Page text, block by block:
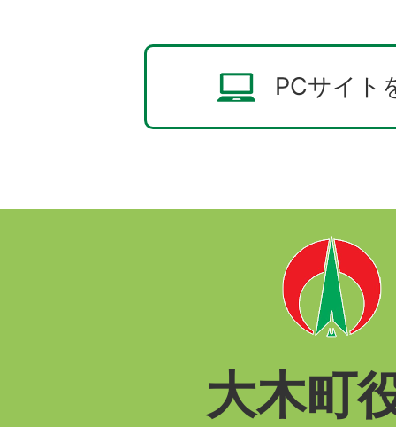
PCサイト
大木町